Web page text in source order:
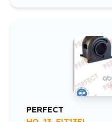
PERFECT